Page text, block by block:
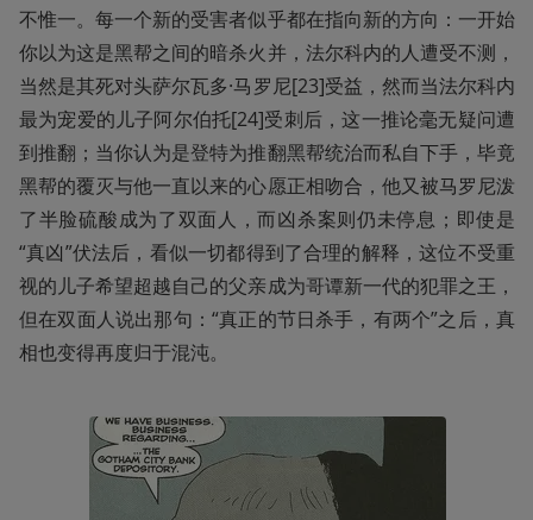
不惟一。每一个新的受害者似乎都在指向新的方向：一开始
你以为这是黑帮之间的暗杀火并，法尔科内的人遭受不测，
当然是其死对头萨尔瓦多·马罗尼[23]受益，然而当法尔科内
最为宠爱的儿子阿尔伯托[24]受刺后，这一推论毫无疑问遭
到推翻；当你认为是登特为推翻黑帮统治而私自下手，毕竟
黑帮的覆灭与他一直以来的心愿正相吻合，他又被马罗尼泼
了半脸硫酸成为了双面人，而凶杀案则仍未停息；即使是
“真凶”伏法后，看似一切都得到了合理的解释，这位不受重
视的儿子希望超越自己的父亲成为哥谭新一代的犯罪之王，
但在双面人说出那句：“真正的节日杀手，有两个”之后，真
相也变得再度归于混沌。